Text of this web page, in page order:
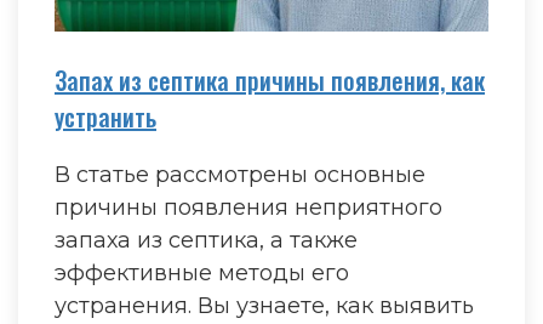
Запах из септика причины появления, как
устранить
В статье рассмотрены основные
причины появления неприятного
запаха из септика, а также
эффективные методы его
устранения. Вы узнаете, как выявить